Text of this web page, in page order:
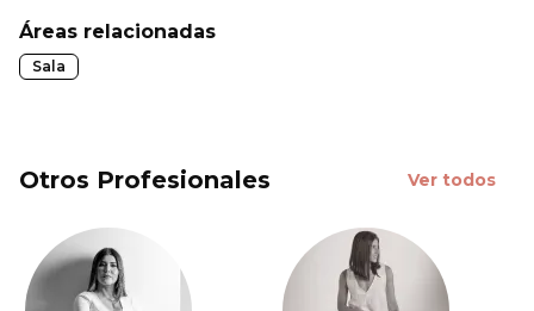
Áreas relacionadas
Sala
Otros Profesionales Ver todos